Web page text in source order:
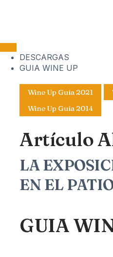
DESCARGAS
GUIA WINE UP
Wine Up Guía 2021
Wine Up Guía 2014
Artículo
LA
EN EL
GUIA